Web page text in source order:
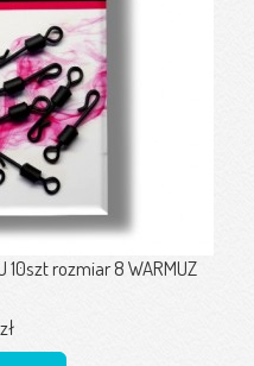
10szt rozmiar 8 WARMUZ